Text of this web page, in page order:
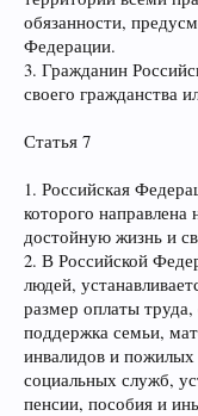
обязанности,
Федерации.
3. Гражданин
своего гражданства
Статья 7
1. Российская
которого
достойную жизнь и
2. В Российской
людей,
размер оплаты труда,
поддержка семьи,
инвалидов и пожилых
социальных служб,
пенсии, пособия и